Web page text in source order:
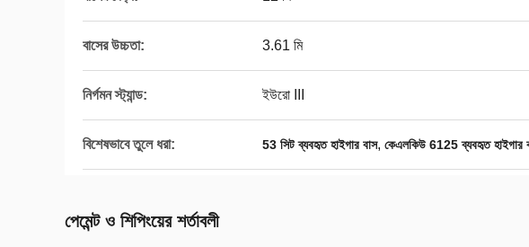
বাসের উচ্চতা: 3.61 মি
নির্গমন স্ট্যান্ড: ইউরো III
বিশেষভাবে তুলে ধরা: 53 সিট ব্যবহৃত হাইগার বাস, কেএলকিউ 6125 ব্যবহৃত হাইগার
পেমেন্ট ও শিপিংয়ের শর্তাবলী